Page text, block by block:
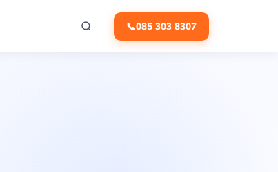
📞085 303 8307